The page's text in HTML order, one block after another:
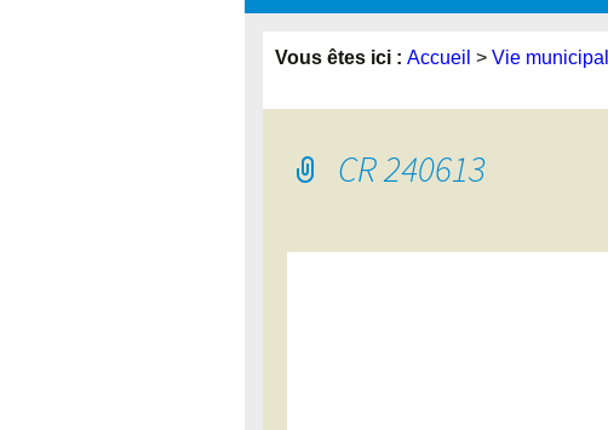
contenu
Vous êtes ici : Accueil > Vie
CR 240613